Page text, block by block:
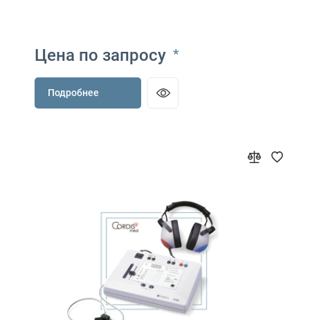
Цена по запросу *
Подробнее